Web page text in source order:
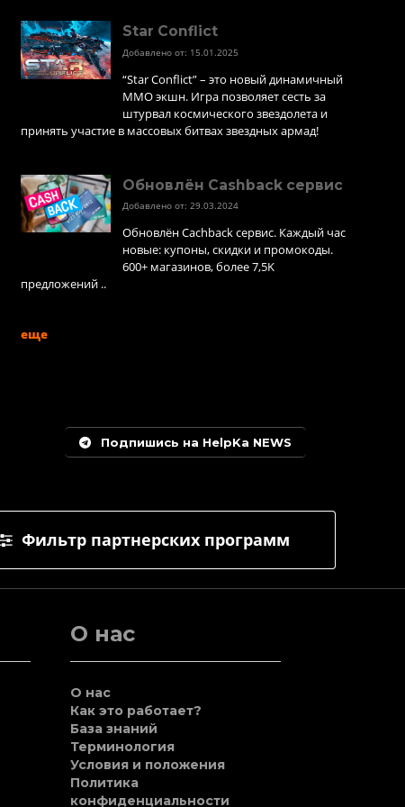
Star Conflict
Добавлено от: 15.01.2025
“Star Conflict” – это новый динамичный
MMO экшн. Игра позволяет сесть за
штурвал космического звездолета и
принять участие в массовых битвах звездных армад!
Обновлён Cashback сервис
Добавлено от: 29.03.2024
Обновлён Cachback сервис. Каждый час
новые: купоны, скидки и промокоды.
600+ магазинов, более 7,5K
предложений ..
еще
Подпишись на HelpKa NEWS
Фильтр партнерских программ
О нас
О нас
Как это работает?
База знаний
Терминология
Условия и положения
Политика
конфиденциальности